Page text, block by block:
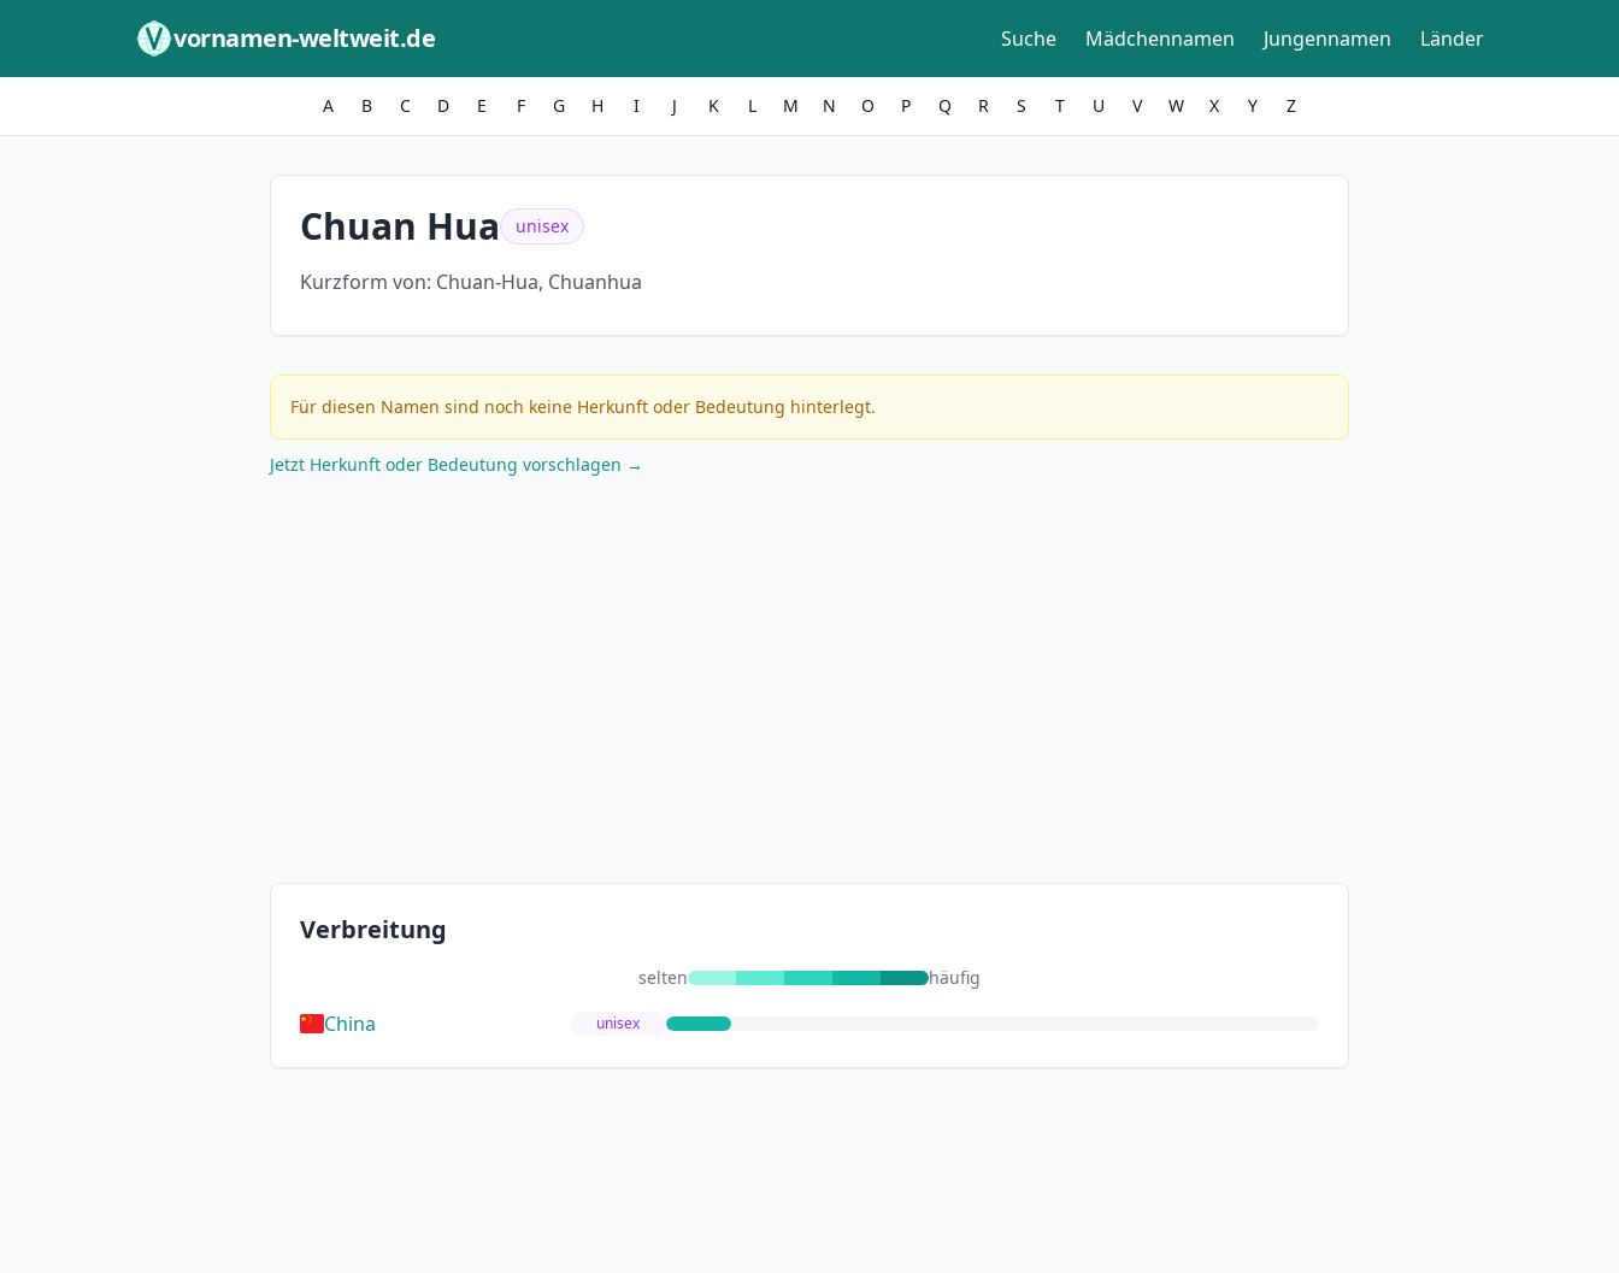
vornamen-weltweit.de Suche Mädchennamen Jungennamen Länder
A B C D E F G H I J K L M N O P Q R S T U V W X Y Z
Chuan Hua unisex
Kurzform von: Chuan-Hua, Chuanhua
Für diesen Namen sind noch keine Herkunft oder Bedeutung hinterlegt.
Jetzt Herkunft oder Bedeutung vorschlagen →
Verbreitung
selten häufig
China unisex